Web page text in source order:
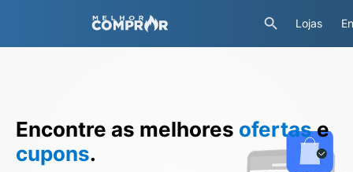
Lojas
Encontre as melhores ofertase
cupons.